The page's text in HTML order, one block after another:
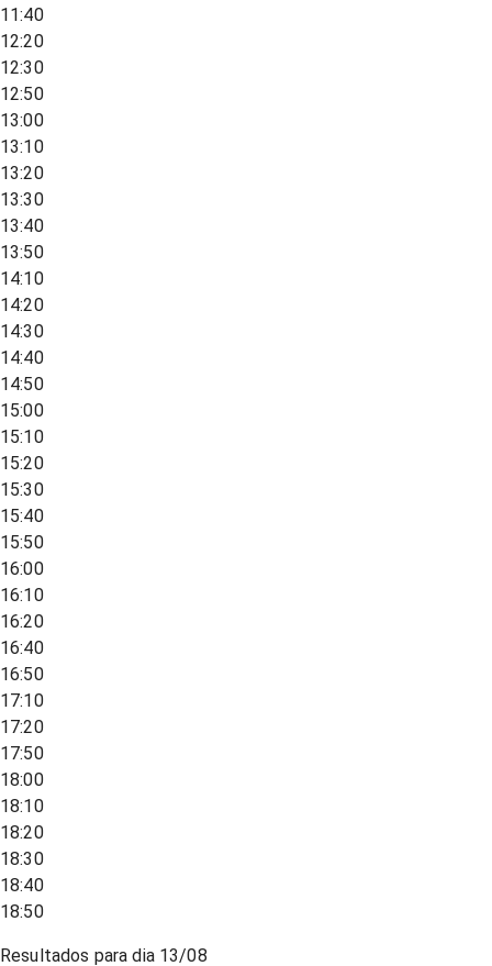
11:40
12:20
12:30
12:50
13:00
13:10
13:20
13:30
13:40
13:50
14:10
14:20
14:30
14:40
14:50
15:00
15:10
15:20
15:30
15:40
15:50
16:00
16:10
16:20
16:40
16:50
17:10
17:20
17:50
18:00
18:10
18:20
18:30
18:40
18:50
Resultados para dia 13/08